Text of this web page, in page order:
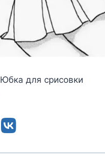
Юбка для срисовки